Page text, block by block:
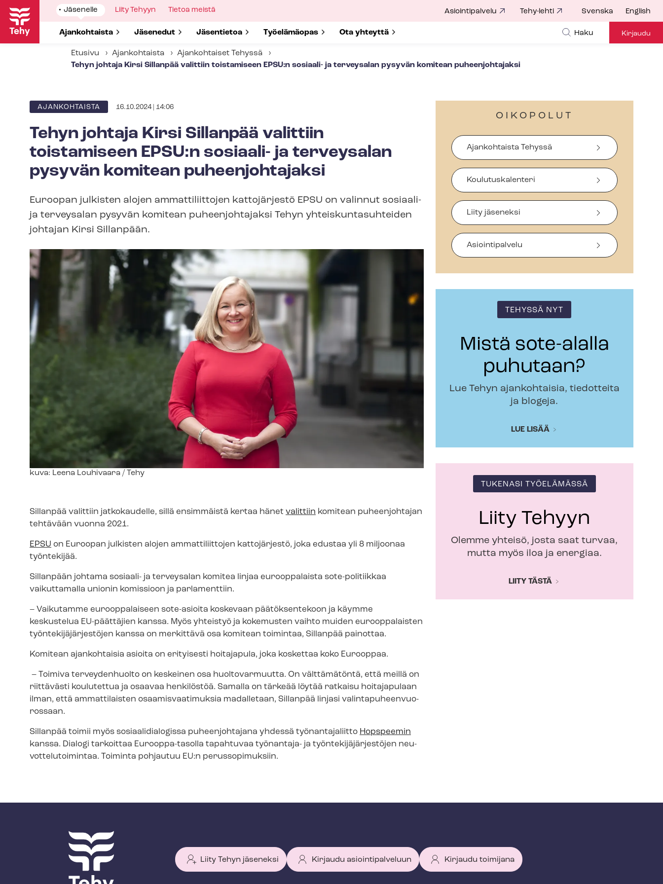
Hyppää
pääsisältöön
Show
submenu
Jäsenelle
Show submenu for
Ajankohtaista Show submenu for
Jäsenedut Show submenu for
Jäsentietoa Show submenu for
Työelämäopas Show submenu for
Ota yhteyttä
Show
Liity Tehyyn
Show
Tietoa meistä Asiointipalvelu Tehy-lehti Svenska English
Haku Kirjaudu
Etusivu Ajankohtaista
Ajankohtaiset Tehyssä
Tehyn johtaja Kirsi Sillanpää valittiin toistamiseen EPSU:n sosiaali- ja terveysalan pysyvän komitean puheenjohtajaksi
ARTIKKELIN
AJANKOHTAISTA 16.10.2024 | 14:06
Tehyn johtaja Kirsi Sillanpää valittiin
toistamiseen EPSU:n sosiaali- ja terveysalan
pysyvän komitean puheenjohtajaksi
Euroopan julkisten alojen ammattiliittojen kattojärjestö EPSU on valinnut sosiaali-
ja terveysalan pysyvän komitean puheenjohtajaksi Tehyn yh­teis­kun­ta­suh­tei­den
johtajan Kirsi Sillanpään.
Kuvateksti
kuva: Leena Louhivaara / Tehy
Sillanpää valittiin jatkokaudelle, sillä ensimmäistä kertaa hänet valittiin komitean puheenjohtajan
tehtävään vuonna 2021.
EPSU on Euroopan julkisten alojen ammattiliittojen kattojärjestö, joka edustaa yli 8 miljoonaa
työntekijää.
Sillanpään johtama sosiaali- ja terveysalan komitea linjaa eurooppalaista sote-politiikkaa
vaikuttamalla unionin komissioon ja parlamenttiin.
– Vaikutamme eurooppalaiseen sote-asioita koskevaan päätöksentekoon ja käymme
keskustelua EU-päättäjien kanssa. Myös yhteistyö ja kokemusten vaihto muiden eurooppalaisten
työn­te­ki­jä­jär­jes­tö­jen kanssa on merkittävä osa komitean toimintaa, Sillanpää painottaa.
Komitean ajankohtaisia asioita on erityisesti hoitajapula, joka koskettaa koko Eurooppaa.
– Toimiva terveydenhuolto on keskeinen osa huoltovarmuutta. On välttämätöntä, että meillä on
riittävästi koulutettua ja osaavaa henkilöstöä. Samalla on tärkeää löytää ratkaisu hoitajapulaan
ilman, että ammattilaisten osaa­mis­vaa­ti­muk­sia madalletaan, Sillanpää linjasi va­lin­ta­pu­heen­vuo­
ros­saan.
Sillanpää toimii myös so­si­aa­li­dia­lo­gis­sa puheenjohtajana yhdessä työnantajaliitto Hopspeemin
kanssa. Dialogi tarkoittaa Eurooppa-tasolla tapahtuvaa työnantaja- ja työn­te­ki­jä­jär­jes­tö­jen neu­
vot­te­lu­toi­min­taa. Toiminta pohjautuu EU:n perussopimuksiin.
OIKOPOLUT
Ajankohtaista Tehyssä
Koulutuskalenteri
Liity jäseneksi
Asiointipalvelu
TEHYSSÄ NYT
Mistä sote-alalla
puhutaan?
Lue Tehyn ajankohtaisia, tiedotteita
ja blogeja.
LUE LISÄÄ
TUKENASI TYÖELÄMÄSSÄ
Liity Tehyyn
Olemme yhteisö, josta saat turvaa,
mutta myös iloa ja energiaa.
LIITY TÄSTÄ
Liity Tehyn jäseneksi Kirjaudu asiointipalveluun Kirjaudu toimijana